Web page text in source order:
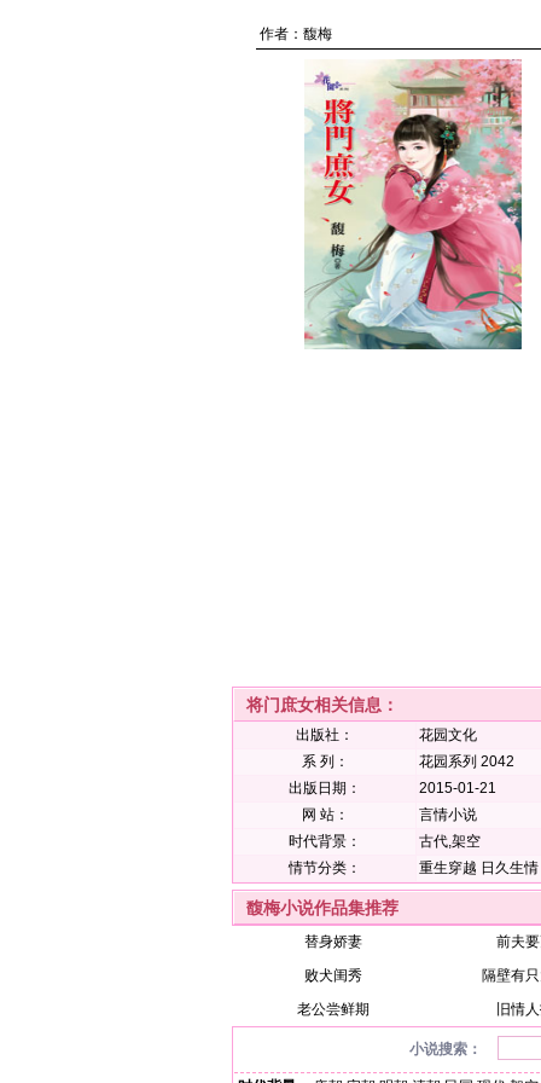
作者： 馥梅
将门庶女相关信息：
出版社：
花园文化
系 列：
花园系列 2042
出版日期：
2015-01-21
网 站：
言情小说
时代背景：
古代,架空
情节分类：
重生穿越 日久生情
馥梅小说作品集推荐
替身娇妻
前夫
败犬闺秀
隔壁有
老公尝鲜期
旧情
小说搜索：